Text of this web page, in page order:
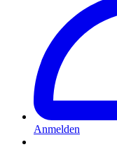
Anmelden